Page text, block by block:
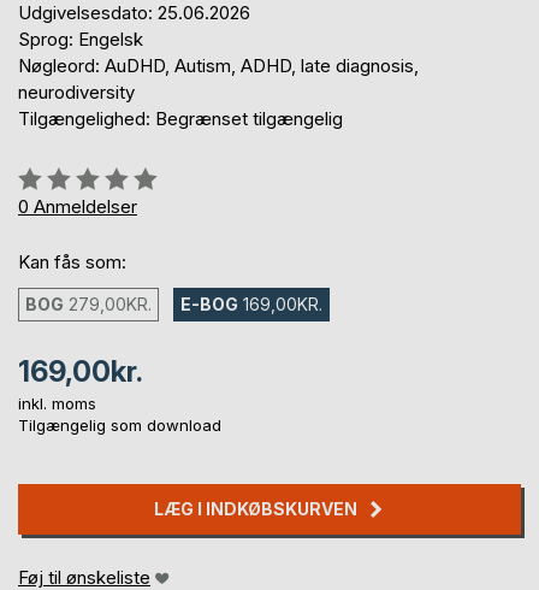
Udgivelsesdato: 25.06.2026
Sprog: Engelsk
Nøgleord: AuDHD, Autism, ADHD, late diagnosis,
neurodiversity
Tilgængelighed: Begrænset tilgængelig
Anmeldelse::
0%
0 Anmeldelser
Kan fås som:
BOG 279,00KR. E-BOG 169,00KR.
169,00kr.
inkl. moms
Tilgængelig som download
LÆG I INDKØBSKURVEN
Føj til ønskeliste